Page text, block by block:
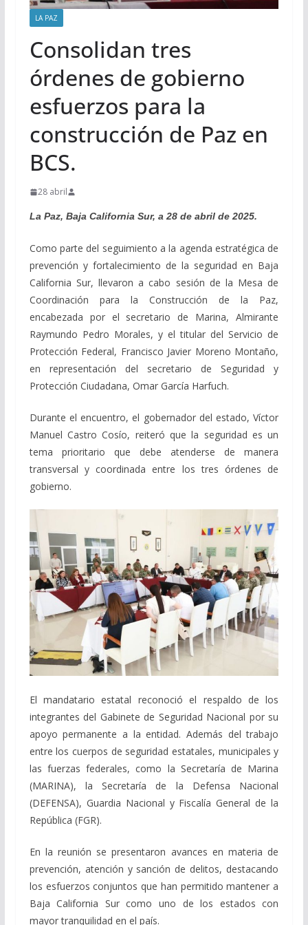
LA PAZ
Consolidan tres
órdenes de gobierno
esfuerzos para la
construcción de Paz en
BCS.
28 abril
La Paz, Baja California Sur, a 28 de abril de 2025.
Como parte del seguimiento a la agenda estratégica de
prevención y fortalecimiento de la seguridad en Baja
California Sur, llevaron a cabo sesión de la Mesa de
Coordinación para la Construcción de la Paz,
encabezada por el secretario de Marina, Almirante
Raymundo Pedro Morales, y el titular del Servicio de
Protección Federal, Francisco Javier Moreno Montaño,
en representación del secretario de Seguridad y
Protección Ciudadana, Omar García Harfuch.
Durante el encuentro, el gobernador del estado, Víctor
Manuel Castro Cosío, reiteró que la seguridad es un
tema prioritario que debe atenderse de manera
transversal y coordinada entre los tres órdenes de
gobierno.
El mandatario estatal reconoció el respaldo de los
integrantes del Gabinete de Seguridad Nacional por su
apoyo permanente a la entidad. Además del trabajo
entre los cuerpos de seguridad estatales, municipales y
las fuerzas federales, como la Secretaría de Marina
(MARINA), la Secretaría de la Defensa Nacional
(DEFENSA), Guardia Nacional y Fiscalía General de la
República (FGR).
En la reunión se presentaron avances en materia de
prevención, atención y sanción de delitos, destacando
los esfuerzos conjuntos que han permitido mantener a
Baja California Sur como uno de los estados con
mayor tranquilidad en el país.